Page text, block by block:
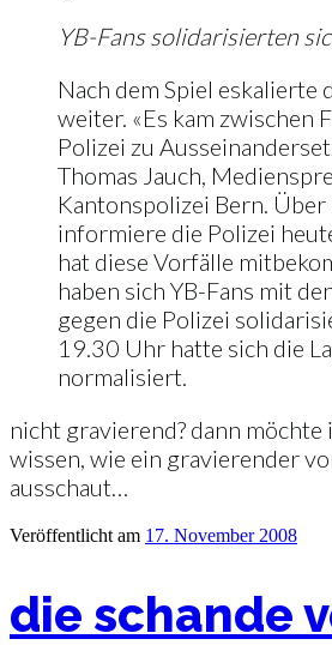
YB-Fans solidarisierten
Nach dem Spiel eskalierte
weiter. «Es kam zwischen
Polizei zu
Thomas Jauch,
Kantonspolizei Bern. Über
informiere die Polizei
hat diese Vorfälle
haben sich YB-Fans mit
gegen die Polizei
19.30 Uhr hatte sich die
normalisiert.
nicht gravierend? dann möchte
wissen, wie ein gravierender
ausschaut…
Veröffentlicht am 17. November 2008
die schande